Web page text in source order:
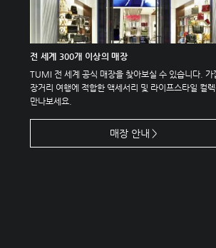
전 세계 300개 이상의 매장
TUMI 전 세계 공식 매장을 찾아보실 수 있습니다. 가
장거리 여행에 적합한 액세서리 및 라이프스타일 컬
만나보세요.
매장 안내